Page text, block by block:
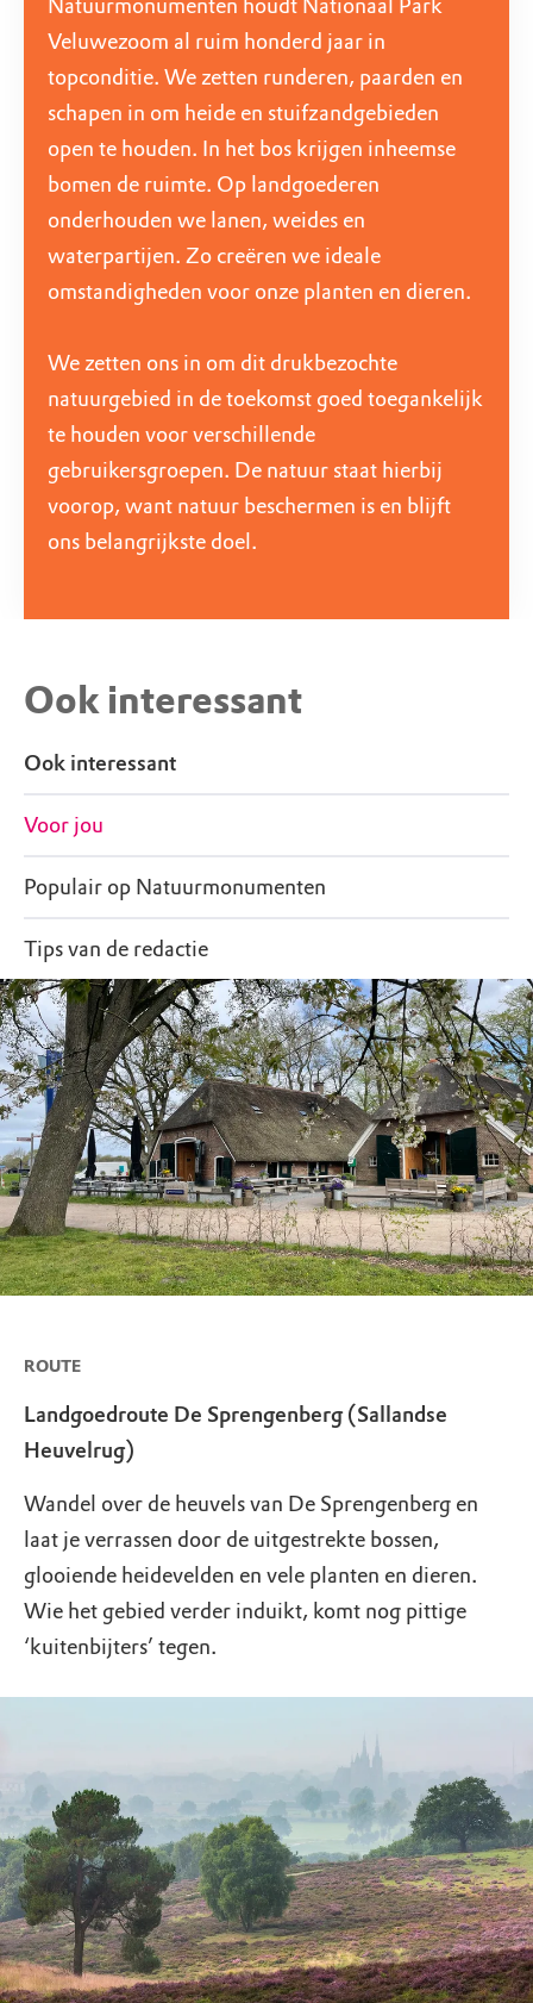
Natuurmonumenten houdt Nationaal Park
Veluwezoom al ruim honderd jaar in
topconditie. We zetten runderen, paarden en
schapen in om heide en stuifzandgebieden
open te houden. In het bos krijgen inheemse
bomen de ruimte. Op landgoederen
onderhouden we lanen, weides en
waterpartijen. Zo creëren we ideale
omstandigheden voor onze planten en dieren.
We zetten ons in om dit drukbezochte
natuurgebied in de toekomst goed toegankelijk
te houden voor verschillende
gebruikersgroepen. De natuur staat hierbij
voorop, want natuur beschermen is en blijft
ons belangrijkste doel.
Ook interessant
Ook interessant
Voor jou
Populair op Natuurmonumenten
Tips van de redactie
ROUTE
Landgoedroute De Sprengenberg (Sallandse
Heuvelrug)
Wandel over de heuvels van De Sprengenberg en
laat je verrassen door de uitgestrekte bossen,
glooiende heidevelden en vele planten en dieren.
Wie het gebied verder induikt, komt nog pittige
‘kuitenbijters’ tegen.